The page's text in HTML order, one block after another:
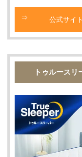
公式サイ
トゥルースリ